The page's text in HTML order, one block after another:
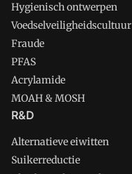
Hygienisch ontwerpen
Voedselveiligheidscultuur
Fraude
PFAS
Acrylamide
MOAH & MOSH
R&D
Alternatieve eiwitten
Suikerreductie